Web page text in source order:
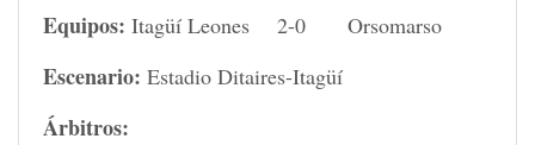
Equipos: Itagüí Leones 2-0 Orsomarso
Escenario: Estadio Ditaires-Itagüí
Árbitros: